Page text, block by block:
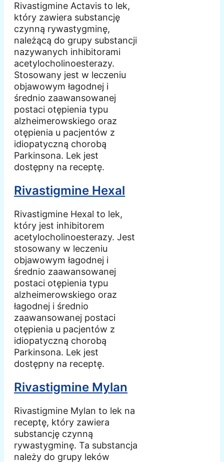
Rivastigmine Actavis to lek,
który zawiera substancję
czynną rywastygminę,
należącą do grupy substancji
nazywanych inhibitorami
acetylocholinoesterazy.
Stosowany jest w leczeniu
objawowym łagodnej i
średnio zaawansowanej
postaci otępienia typu
alzheimerowskiego oraz
otępienia u pacjentów z
idiopatyczną chorobą
Parkinsona. Lek jest
dostępny na receptę.
Rivastigmine Hexal
Rivastigmine Hexal to lek,
który jest inhibitorem
acetylocholinoesterazy. Jest
stosowany w leczeniu
objawowym łagodnej i
średnio zaawansowanej
postaci otępienia typu
alzheimerowskiego oraz
łagodnej i średnio
zaawansowanej postaci
otępienia u pacjentów z
idiopatyczną chorobą
Parkinsona. Lek jest
dostępny na receptę.
Rivastigmine Mylan
Rivastigmine Mylan to lek na
receptę, który zawiera
substancję czynną
rywastygminę. Ta substancja
należy do grupy leków